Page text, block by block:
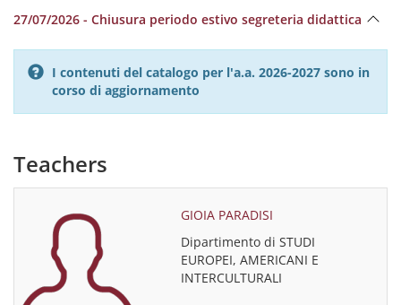
27/07/2026 - Chiusura periodo estivo segreteria didattica
I contenuti del catalogo per l'a.a. 2026-2027 sono in
corso di aggiornamento
Teachers
GIOIA PARADISI
Dipartimento di STUDI
EUROPEI, AMERICANI E
INTERCULTURALI